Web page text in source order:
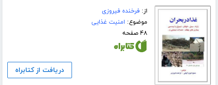
از:فرخنده فیروزی
موضوع: امنیت غذایی
۴۸ صفحه
دریافت از کتابراه